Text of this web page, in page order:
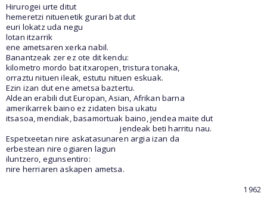
Hirurogei urte ditut
hemeretzi nituenetik gurari bat dut
euri lokatz uda negu
lotan itzarrik
ene ametsaren xerka nabil.
Banantzeak zer ez ote dit kendu:
kilometro mordo bat itxaropen, tristura tonaka,
orraztu nituen ileak, estutu nituen eskuak.
Ezin izan dut ene ametsa baztertu.
Aldean erabili dut Europan, Asian, Afrikan barna
amerikarrek baino ez zidaten bisa ukatu
itsasoa, mendiak, basamortuak baino, jendea maite dut
jendeak beti harritu nau.
Espetxeetan nire askatasunaren argia izan da
erbestean nire ogiaren lagun
iluntzero, egunsentiro:
nire herriaren askapen ametsa.
1962